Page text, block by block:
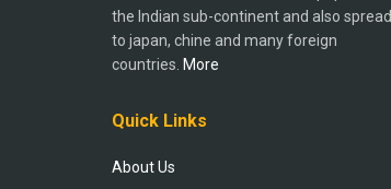
the Indian sub-continent and also spread
to japan, chine and many foreign
countries. More
Quick Links
About Us